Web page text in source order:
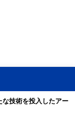
な技術を投入したアー